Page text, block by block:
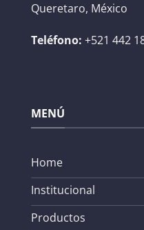
Queretaro, México
Teléfono: +521 442
MENÚ
Home
Institucional
Productos